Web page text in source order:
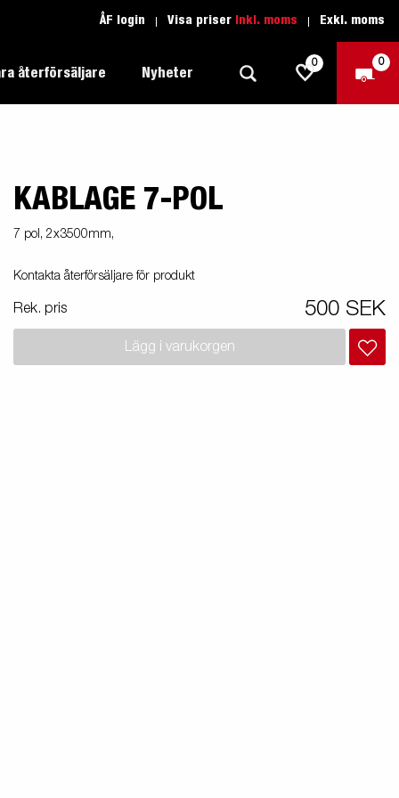
ÅF login Visa priser Inkl. moms Exkl. moms
Produktguide Allround
Produktguide Vattensport
Produktguide Entreprenad
Trafikskolan
Reservdelssök
1205 Limited Edition
Inredda släpvagnar
LED-lampor
i
återförsäljare Nyheter
0 0
KABLAGE 7-POL
7 pol, 2x3500mm,
Kontakta återförsäljare för produkt
Rek. pris 500 SEK
Lägg i varukorgen